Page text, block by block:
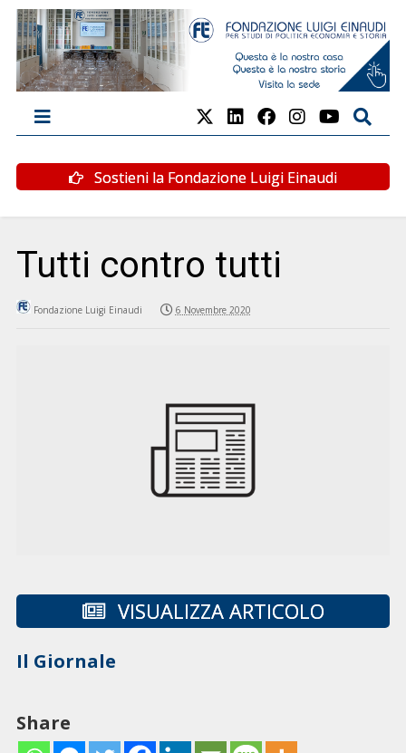
Sostieni la Fondazione Luigi Einaudi
Tutti contro tutti
Fondazione Luigi Einaudi 6 Novembre 2020
VISUALIZZA ARTICOLO
Il Giornale
Share